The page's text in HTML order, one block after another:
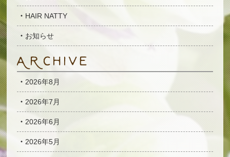
HAIR NATTY
お知らせ
2026年8月
2026年7月
2026年6月
2026年5月